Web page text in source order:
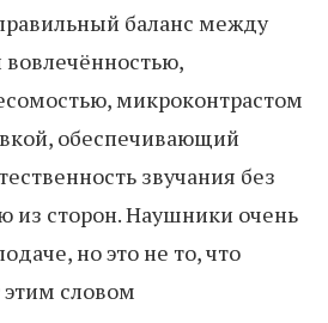
баланс между
вовлечённостью,
микроконтрастом
обеспечивающий
звучания без
из сторон. Наушники очень
но это не то, что
словом